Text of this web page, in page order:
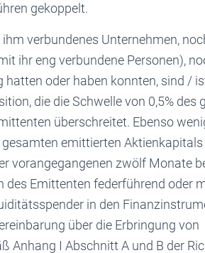
gekoppelt.
verbundenes Unternehmen,
ihr eng verbundene Personen),
oder haben konnten, sind /
die die Schwelle von 0,5% des
überschreitet. Ebenso
emittierten
vorangegangenen zwölf Monate
des Emittenten federführend oder
in den
über die Erbringung von
Anhang I Abschnitt A und B der